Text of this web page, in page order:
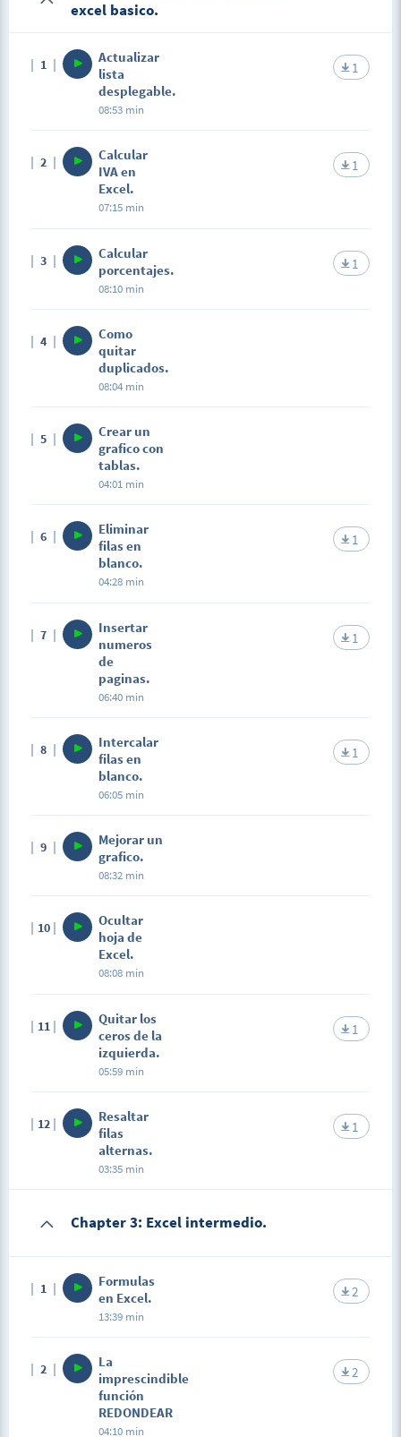
excel basico.
1
Actualizar
lista
desplegable.
08:53 min
1
2
Calcular
IVA en
Excel.
07:15 min
1
3
Calcular
porcentajes.
08:10 min
1
4
Como
quitar
duplicados.
08:04 min
5
Crear un
grafico con
tablas.
04:01 min
6
Eliminar
filas en
blanco.
04:28 min
1
7
Insertar
numeros
de
paginas.
06:40 min
1
8
Intercalar
filas en
blanco.
06:05 min
1
9
Mejorar un
grafico.
08:32 min
10
Ocultar
hoja de
Excel.
08:08 min
11
Quitar los
ceros de la
izquierda.
05:59 min
1
12
Resaltar
filas
alternas.
03:35 min
1
Chapter 3: Excel intermedio.
1
Formulas
en Excel.
13:39 min
2
2
La
imprescindible
función
REDONDEAR
04:10 min
2